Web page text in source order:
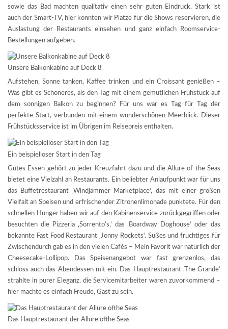
sowie das Bad machten qualitativ einen sehr guten Eindruck. Stark ist
auch der Smart-TV, hier konnten wir Plätze für die Shows reservieren, die
Auslastung der Restaurants einsehen und ganz einfach Roomservice-
Bestellungen aufgeben.
Unsere Balkonkabine auf Deck 8
Aufstehen, Sonne tanken, Kaffee trinken und ein Croissant genießen –
Was gibt es Schöneres, als den Tag mit einem gemütlichen Frühstück auf
dem sonnigen Balkon zu beginnen? Für uns war es Tag für Tag der
perfekte Start, verbunden mit einem wunderschönen Meerblick. Dieser
Frühstücksservice ist im Übrigen im Reisepreis enthalten.
Ein beispielloser Start in den Tag
Gutes Essen gehört zu jeder Kreuzfahrt dazu und die Allure of the Seas
bietet eine Vielzahl an Restaurants. Ein beliebter Anlaufpunkt war für uns
das Buffetrestaurant ‚Windjammer Marketplace‘, das mit einer großen
Vielfalt an Speisen und erfrischender Zitronenlimonade punktete. Für den
schnellen Hunger haben wir auf den Kabinenservice zurückgegriffen oder
besuchten die Pizzeria ‚Sorrento’s,‘ das ‚Boardway Doghouse‘ oder das
bekannte Fast Food Restaurant ‚Jonny Rockets‘. Süßes und fruchtiges für
Zwischendurch gab es in den vielen Cafés – Mein Favorit war natürlich der
Cheesecake-Lollipop. Das Speisenangebot war fast grenzenlos, das
schloss auch das Abendessen mit ein. Das Hauptrestaurant ‚The Grande‘
strahlte in purer Eleganz, die Servicemitarbeiter waren zuvorkommend –
hier machte es einfach Freude, Gast zu sein.
Das Hauptrestaurant der Allure ofthe Seas